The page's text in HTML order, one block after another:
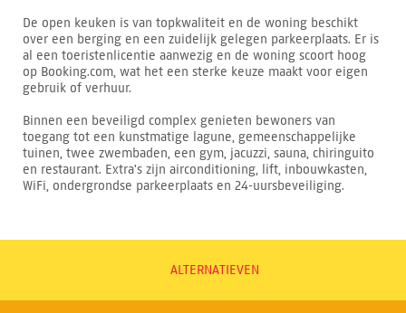
De open keuken is van topkwaliteit en de woning beschikt
over een berging en een zuidelijk gelegen parkeerplaats. Er is
al een toeristenlicentie aanwezig en de woning scoort hoog
op Booking.com, wat het een sterke keuze maakt voor eigen
gebruik of verhuur.
Binnen een beveiligd complex genieten bewoners van
toegang tot een kunstmatige lagune, gemeenschappelijke
tuinen, twee zwembaden, een gym, jacuzzi, sauna, chiringuito
en restaurant. Extra's zijn airconditioning, lift, inbouwkasten,
WiFi, ondergrondse parkeerplaats en 24-uursbeveiliging.
ALTERNATIEVEN